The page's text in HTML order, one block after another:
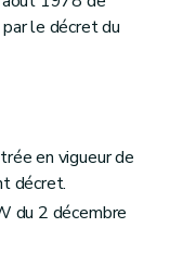
le décret du
en vigueur de
décret.
du 2 décembre